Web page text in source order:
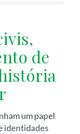
de
um papel
identidades